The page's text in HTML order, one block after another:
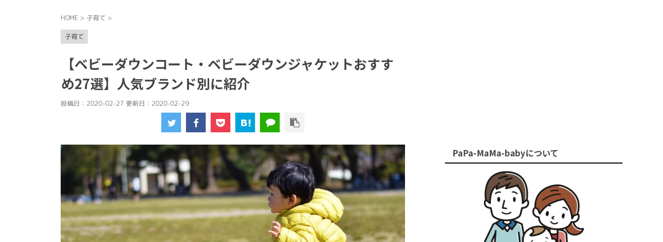
HOME > 子育て >
子育て
【ベビーダウンコート・ベビーダウンジャケットおすす
め27選】人気ブランド別に紹介
投稿日：2020-02-27 更新日： 2020-02-29
PaPa-MaMa-babyについて